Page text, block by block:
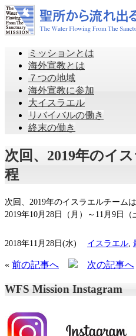
ミッションとは
海外宣教とは
７つの地域
海外宣教に参加
大イスラエル
リバイバルの働き
終末の働き
次回、2019年のイ
程
次回、2019年のイスラエルチームは
2019年10月28日（月）～11月9日（
2018年11月28日(水) イスラエル
« 前の記事へ 次の記事へ
WFS Mission Instagram